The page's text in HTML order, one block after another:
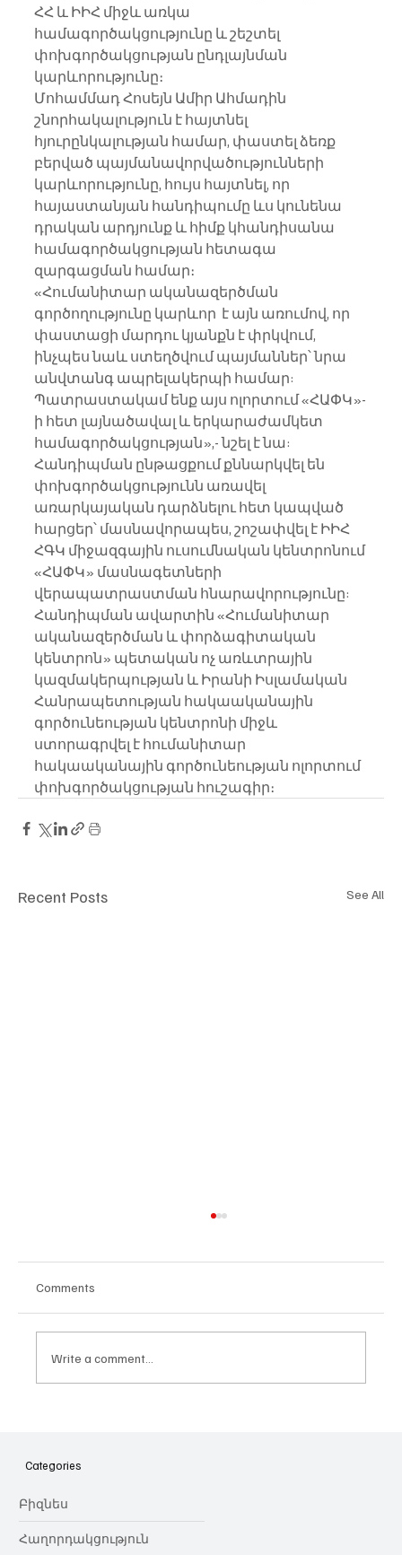
ՀՀ և ԻԻՀ միջև առկա
համագործակցությունը և շեշտել
փոխգործակցության ընդլայնման
կարևորությունը։
Մոհամմադ Հոսեյն Ամիր Ահմադին
շնորհակալություն է հայտնել
հյուրընկալության համար, փաստել ձեռք
բերված պայմանավորվածությունների
կարևորությունը, հույս հայտնել, որ
հայաստանյան հանդիպումը ևս կունենա
դրական արդյունք և հիմք կհանդիսանա
համագործակցության հետագա
զարգացման համար։
«Հումանիտար ականազերծման
գործողությունը կարևոր  է այն առումով, որ
փաստացի մարդու կյանքն է փրկվում,
ինչպես նաև ստեղծվում պայմաններ՝ նրա
անվտանգ ապրելակերպի համար:
Պատրաստակամ ենք այս ոլորտում «ՀԱՓԿ»-
ի հետ լայնածավալ և երկարաժամկետ
համագործակցության»,- նշել է նա:
Հանդիպման ընթացքում քննարկվել են
փոխգործակցությունն առավել
առարկայական դարձնելու հետ կապված
հարցեր՝ մասնավորապես, շոշափվել է ԻԻՀ
ՀԳԿ միջազգային ուսումնական կենտրոնում
«ՀԱՓԿ» մասնագետների
վերապատրաստման հնարավորությունը:
Հանդիպման ավարտին «Հումանիտար
ականազերծման և փորձագիտական
կենտրոն» պետական ոչ առևտրային
կազմակերպության և Իրանի Իսլամական
Հանրապետության հակաականային
գործունեության կենտրոնի միջև
ստորագրվել է հումանիտար
հակաականային գործունեության ոլորտում
փոխգործակցության հուշագիր։
Recent Posts See All
նվիրում որոշում
Comments
Write a comment...
Categories
Բիզնես
Հաղորդակցություն